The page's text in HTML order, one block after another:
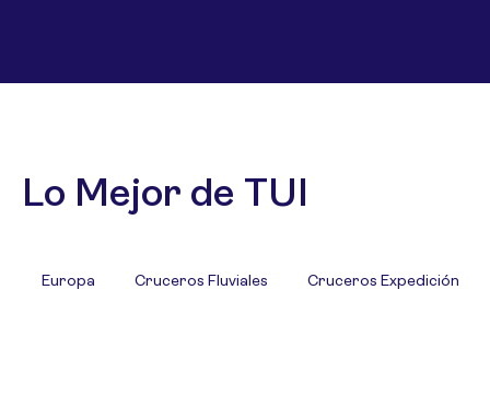
Lo Mejor de TUI
Europa Cruceros Fluviales Cruceros Expedición